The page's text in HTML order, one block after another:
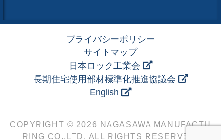
プライバシーポリシー
サイトマップ
日本ロック工業会
長期住宅使用部材標準化推進協議会
English
COPYRIGHT © 2026 NAGASAWA MANUFACTU
RING CO.,LTD. ALL RIGHTS RESERVED.